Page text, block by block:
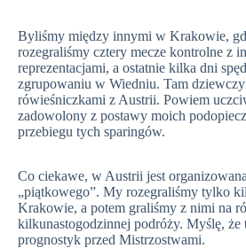
Byliśmy między innymi w Krakowie,
rozegraliśmy cztery mecze kontrolne z
reprezentacjami, a ostatnie kilka dni
zgrupowaniu w Wiedniu. Tam
rówieśniczkami z Austrii. Powiem
zadowolony z postawy moich
przebiegu tych sparingów.
Co ciekawe, w Austrii jest
„piątkowego”. My rozegraliśmy tylko
Krakowie, a potem graliśmy z nimi na
kilkunastogodzinnej podróży. Myślę, że
prognostyk przed Mistrzostwami.